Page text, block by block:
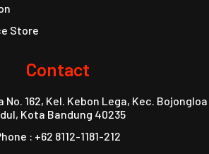
Store
Contact
162, Kel. Kebon Lega, Kec. Bojongloa
Kota Bandung 40235
: +62 8112-1181-212